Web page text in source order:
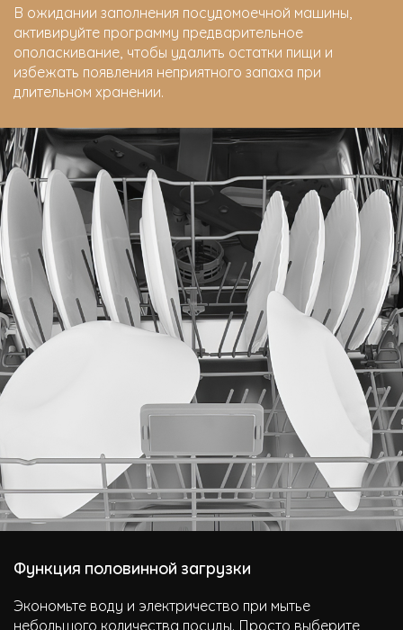
В ожидании заполнения посудомоечной машины,
активируйте программу предварительное
ополаскивание, чтобы удалить остатки пищи и
избежать появления неприятного запаха при
длительном хранении.
Функция половинной загрузки
Экономьте воду и электричество при мытье
небольшого количества посуды. Просто выберите